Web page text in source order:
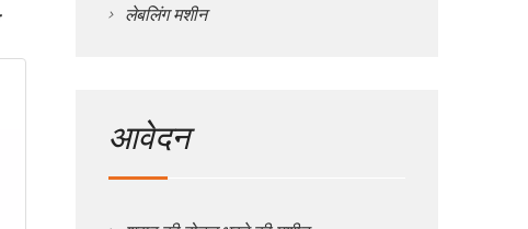
लेबलिंग मशीन
आवेदन